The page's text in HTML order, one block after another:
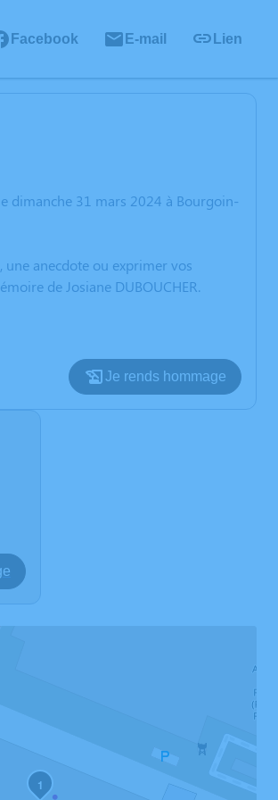
Facebook E-mail Lien
dimanche 31 mars 2024 à Bourgoin-
anecdote ou exprimer vos
de Josiane DUBOUCHER.
Je rends hommage
1